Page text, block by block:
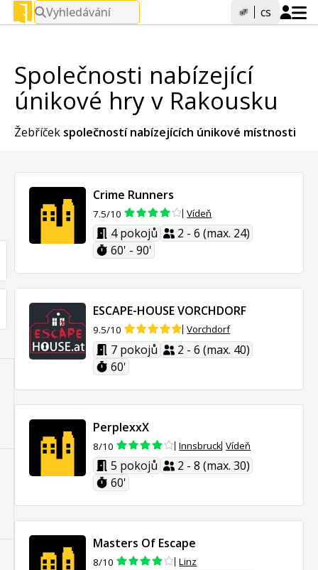
Vyhledávání cs
Společnosti nabízející
únikové hry v Rakousku
Žebříček společností nabízejících únikové místnosti
Crime Runners
7.5/10 Vídeň
4 pokojů
2 - 6 (max. 24)
60' - 90'
ESCAPE-HOUSE VORCHDORF
9.5/10 Vorchdorf
7 pokojů
2 - 6 (max. 40)
60'
PerplexxX
8/10 Innsbruck Vídeň
5 pokojů
2 - 8 (max. 30)
60'
Masters Of Escape
8/10 Linz